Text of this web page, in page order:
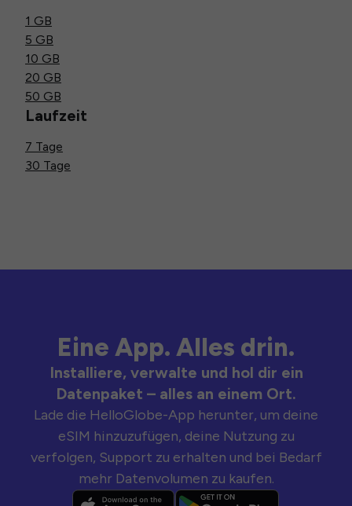
1 GB
5 GB
10 GB
20 GB
50 GB
Laufzeit
7 Tage
30 Tage
Eine App. Alles drin.
Installiere, verwalte und hol dir ein
Datenpaket – alles an einem Ort.
Lade die HelloGlobe-App herunter, um deine
eSIM hinzuzufügen, deine Nutzung zu
verfolgen, Support zu erhalten und bei Bedarf
mehr Datenvolumen zu kaufen.